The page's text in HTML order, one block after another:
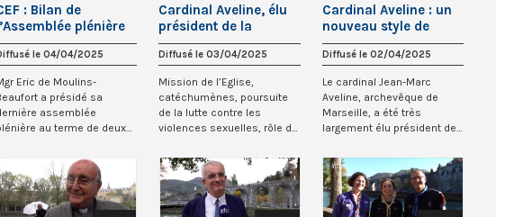
: Bilan de
plénière
mars 2025
le 04/04/2025
Eric de Moulins-
a présidé sa
assemblée
au terme de deux
Cardinal Aveline, élu
président de la
Conférence des
évêques de France
Diffusé le 03/04/2025
Mission de l’Eglise,
catéchumènes, poursuite
de la lutte contre les
violences sexuelles, rôle de
Cardinal Aveline : un
nouveau style de
présidence pour la
CEF
Diffusé le 02/04/2025
Le cardinal Jean-Marc
Aveline, archevêque de
Marseille, a été très
largement élu président de